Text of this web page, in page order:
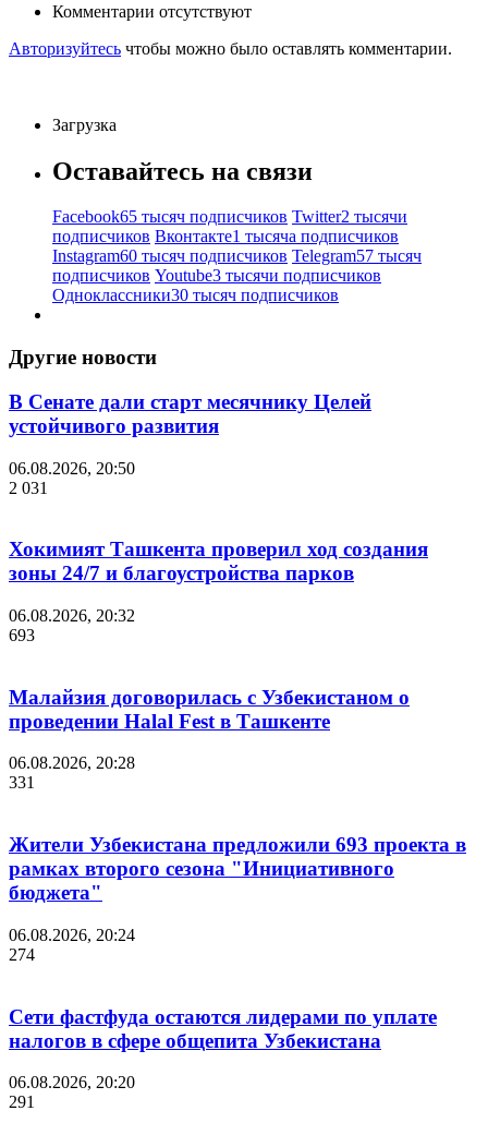
Комментарии отсутствуют
Авторизуйтесь чтобы можно было оставлять комментарии.
Загрузка
Оставайтесь на связи
Facebook65 тысяч подписчиков Twitter2 тысячи
подписчиков Вконтакте1 тысяча подписчиков
Instagram60 тысяч подписчиков Telegram57 тысяч
подписчиков Youtube3 тысячи подписчиков
Одноклассники30 тысяч подписчиков
Другие новости
В Сенате дали старт месячнику Целей
устойчивого развития
06.08.2026, 20:50
2 031
Хокимият Ташкента проверил ход создания
зоны 24/7 и благоустройства парков
06.08.2026, 20:32
693
Малайзия договорилась с Узбекистаном о
проведении Halal Fest в Ташкенте
06.08.2026, 20:28
331
Жители Узбекистана предложили 693 проекта в
рамках второго сезона "Инициативного
бюджета"
06.08.2026, 20:24
274
Сети фастфуда остаются лидерами по уплате
налогов в сфере общепита Узбекистана
06.08.2026, 20:20
291